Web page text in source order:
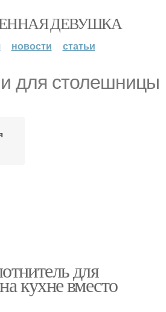
ДЕВУШКА
новости статьи
для столешницы
для
кухне вместо